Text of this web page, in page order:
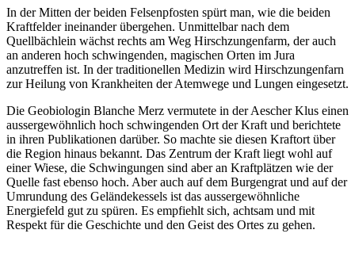
In der Mitten der beiden Felsenpfosten spürt man, wie die beiden
Kraftfelder ineinander übergehen. Unmittelbar nach dem
Quellbächlein wächst rechts am Weg Hirschzungenfarm, der auch
an anderen hoch schwingenden, magischen Orten im Jura
anzutreffen ist. In der traditionellen Medizin wird Hirschzungenfarn
zur Heilung von Krankheiten der Atemwege und Lungen eingesetzt.
Die Geobiologin Blanche Merz vermutete in der Aescher Klus einen
aussergewöhnlich hoch schwingenden Ort der Kraft und berichtete
in ihren Publikationen darüber. So machte sie diesen Kraftort über
die Region hinaus bekannt. Das Zentrum der Kraft liegt wohl auf
einer Wiese, die Schwingungen sind aber an Kraftplätzen wie der
Quelle fast ebenso hoch. Aber auch auf dem Burgengrat und auf der
Umrundung des Geländekessels ist das aussergewöhnliche
Energiefeld gut zu spüren. Es empfiehlt sich, achtsam und mit
Respekt für die Geschichte und den Geist des Ortes zu gehen.